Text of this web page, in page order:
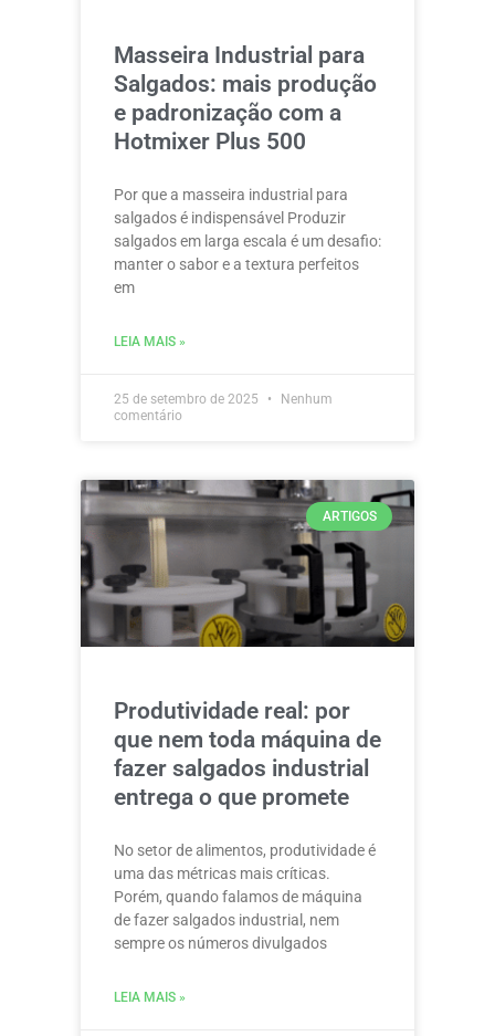
Masseira Industrial para
Salgados: mais produção
e padronização com a
Hotmixer Plus 500
Por que a masseira industrial para
salgados é indispensável Produzir
salgados em larga escala é um desafio:
manter o sabor e a textura perfeitos
em
LEIA MAIS »
25 de setembro de 2025
Nenhum
comentário
ARTIGOS
Produtividade real: por
que nem toda máquina de
fazer salgados industrial
entrega o que promete
No setor de alimentos, produtividade é
uma das métricas mais críticas.
Porém, quando falamos de máquina
de fazer salgados industrial, nem
sempre os números divulgados
LEIA MAIS »